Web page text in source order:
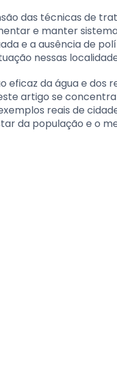
das técnicas de
e manter
e a ausência de
nessas
da água e dos
artigo se
reais de
da população e o